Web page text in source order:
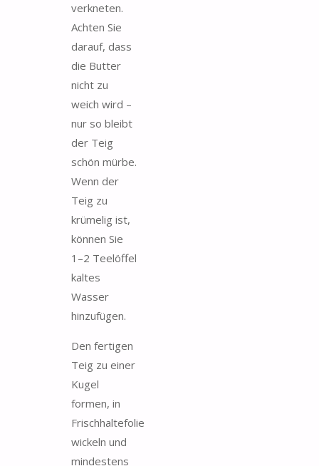
verkneten.
Achten Sie
darauf, dass
die Butter
nicht zu
weich wird –
nur so bleibt
der Teig
schön mürbe.
Wenn der
Teig zu
krümelig ist,
können Sie
1–2 Teelöffel
kaltes
Wasser
hinzufügen.
Den fertigen
Teig zu einer
Kugel
formen, in
Frischhaltefolie
wickeln und
mindestens